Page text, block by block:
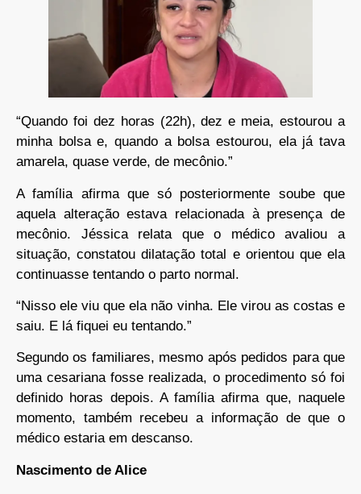
“Quando foi dez horas (22h), dez e meia, estourou a
minha bolsa e, quando a bolsa estourou, ela já tava
amarela, quase verde, de mecônio.”
A família afirma que só posteriormente soube que
aquela alteração estava relacionada à presença de
mecônio. Jéssica relata que o médico avaliou a
situação, constatou dilatação total e orientou que ela
continuasse tentando o parto normal.
“Nisso ele viu que ela não vinha. Ele virou as costas e
saiu. E lá fiquei eu tentando.”
Segundo os familiares, mesmo após pedidos para que
uma cesariana fosse realizada, o procedimento só foi
definido horas depois. A família afirma que, naquele
momento, também recebeu a informação de que o
médico estaria em descanso.
Nascimento de Alice